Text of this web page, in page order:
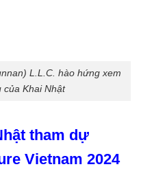
L.L.C. hào hứng xem
của Khai Nhật
tham dự
Vietnam 2024